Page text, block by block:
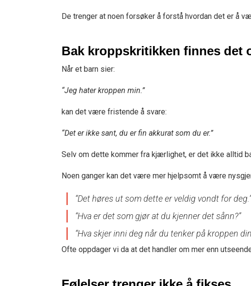
De trenger at noen forsøker å forstå hvordan det er å
Bak kroppskritikken finnes det
Når et barn sier:
“Jeg hater kroppen min.”
kan det være fristende å svare:
“Det er ikke sant, du er fin akkurat som du er.”
Selv om dette kommer fra kjærlighet, er det ikke alltid
Noen ganger kan det være mer hjelpsomt å være
“Det høres ut som dette er veldig vondt for deg.”
“Hva er det som gjør at du kjenner det sånn?”
“Hva skjer inni deg når du tenker på kroppen
Ofte oppdager vi da at det handler om mer enn